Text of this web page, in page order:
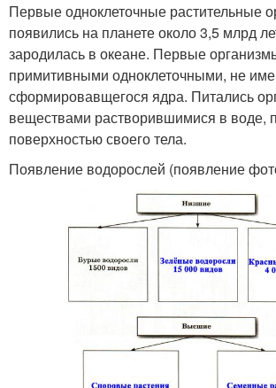
Первые одноклеточные растительные
появились на планете около 3,5 млрд
зародилась в океане. Первые
примитивными одноклеточными, не
сформировавщегося ядра. Питались
веществами растворившимися в воде,
поверхностью своего тела.
Появление водорослей (появление